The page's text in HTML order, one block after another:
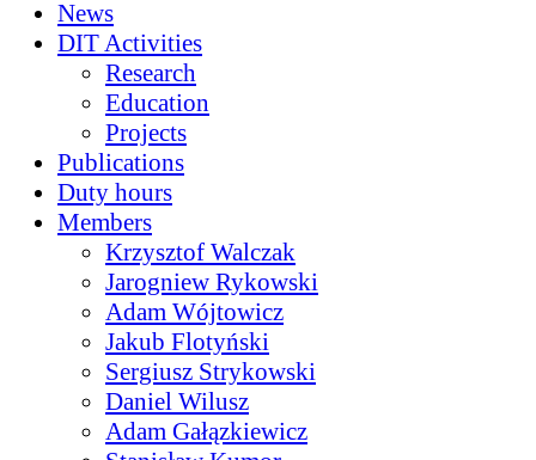
News
DIT Activities
Research
Education
Projects
Publications
Duty hours
Members
Krzysztof Walczak
Jarogniew Rykowski
Adam Wójtowicz
Jakub Flotyński
Sergiusz Strykowski
Daniel Wilusz
Adam Gałązkiewicz